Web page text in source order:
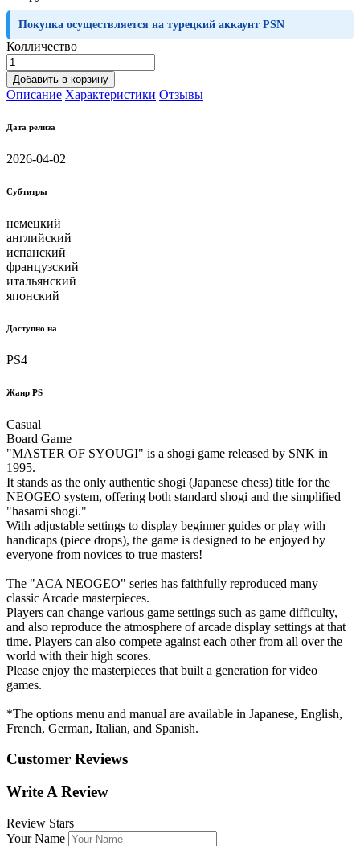
Покупка осуществляется на турецкий аккаунт PSN
Колличество
Добавить в корзину
Описание Характеристики Отзывы
Дата релиза
2026-04-02
Субтитры
немецкий
английский
испанский
французский
итальянский
японский
Доступно на
PS4
Жанр PS
Casual
Board Game
"MASTER OF SYOUGI" is a shogi game released by SNK in
1995.
It stands as the only authentic shogi (Japanese chess) title for the
NEOGEO system, offering both standard shogi and the simplified
"hasami shogi."
With adjustable settings to display beginner guides or play with
handicaps (piece drops), the game is designed to be enjoyed by
everyone from novices to true masters!
The "ACA NEOGEO" series has faithfully reproduced many
classic Arcade masterpieces.
Players can change various game settings such as game difficulty,
and also reproduce the atmosphere of arcade display settings at that
time. Players can also compete against each other from all over the
world with their high scores.
Please enjoy the masterpieces that built a generation for video
games.
*The options menu and manual are available in Japanese, English,
French, German, Italian, and Spanish.
Customer Reviews
Write A Review
Review Stars
Your Name